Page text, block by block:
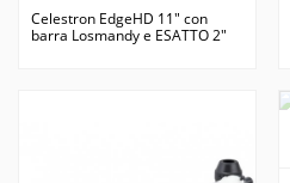
Celestron EdgeHD 11" con
barra Losmandy e ESATTO 2"